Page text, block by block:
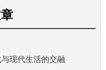
现代生活的交融